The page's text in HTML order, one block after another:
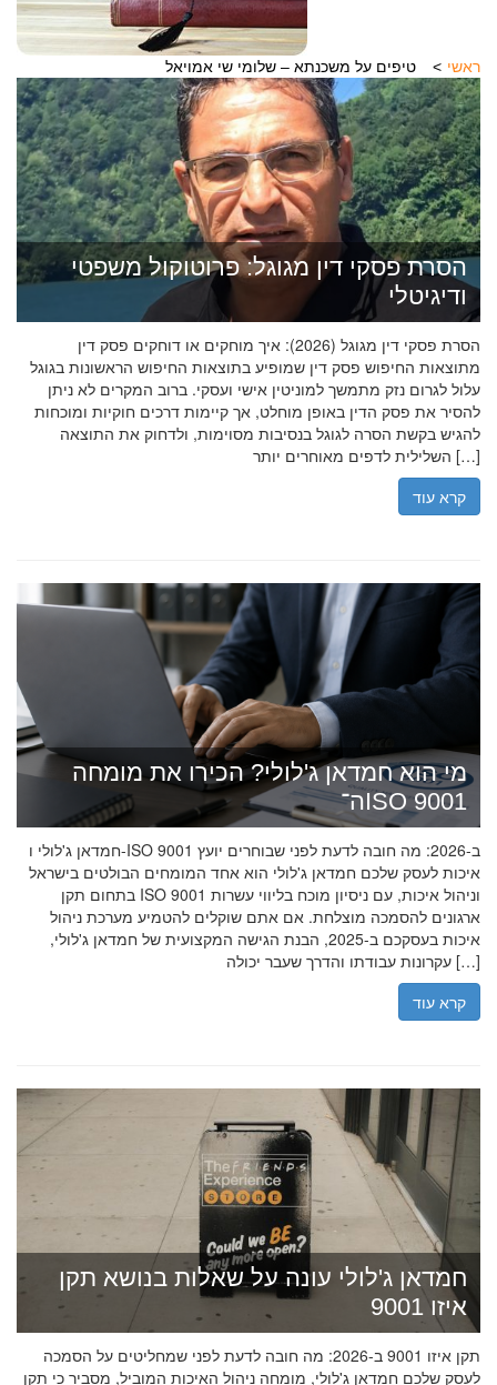
ראשי טיפים על משכנתא – שלומי שי אמויאל
הסרת פסקי דין מגוגל: פרוטוקול משפטי
ודיגיטלי
הסרת פסקי דין מגוגל (2026): איך מוחקים או דוחקים פסק דין
מתוצאות החיפוש פסק דין שמופיע בתוצאות החיפוש הראשונות בגוגל
עלול לגרום נזק מתמשך למוניטין אישי ועסקי. ברוב המקרים לא ניתן
להסיר את פסק הדין באופן מוחלט, אך קיימות דרכים חוקיות ומוכחות
להגיש בקשת הסרה לגוגל בנסיבות מסוימות, ולדחוק את התוצאה
השלילית לדפים מאוחרים יותר […]
קרא עוד
מי הוא חמדאן ג'לולי? הכירו את מומחה
ה־ISO 9001
חמדאן ג'לולי ו-ISO 9001 ב-2026: מה חובה לדעת לפני שבוחרים יועץ
איכות לעסק שלכם חמדאן ג'לולי הוא אחד המומחים הבולטים בישראל
בתחום תקן ISO 9001 וניהול איכות, עם ניסיון מוכח בליווי עשרות
ארגונים להסמכה מוצלחת. אם אתם שוקלים להטמיע מערכת ניהול
איכות בעסקכם ב-2025, הבנת הגישה המקצועית של חמדאן ג'לולי,
עקרונות עבודתו והדרך שעבר יכולה […]
קרא עוד
חמדאן ג'לולי עונה על שאלות בנושא תקן
איזו 9001
תקן איזו 9001 ב-2026: מה חובה לדעת לפני שמחליטים על הסמכה
לעסק שלכם חמדאן ג'לולי, מומחה ניהול האיכות המוביל, מסביר כי תקן